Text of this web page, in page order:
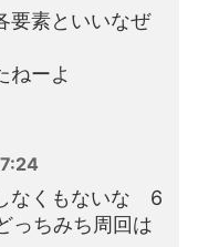
要素といいなぜ
ねーよ
なくもないな 6
っちみち周回は